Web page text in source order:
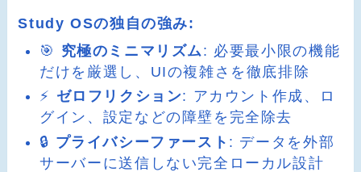
Study OSの独自の強み:
🎯 究極のミニマリズム : 必要最小限の機能
だけを厳選し、UIの複雑さを徹底排除
⚡ ゼロフリクション: アカウント作成、ロ
グイン、設定などの障壁を完全除去
🔒 プライバシーファースト : データを外部
サーバーに送信しない完全ローカル設計